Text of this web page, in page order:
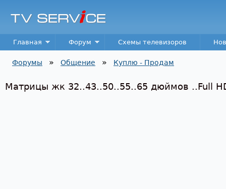
TV
Service
Main menu
Главная Форум Схемы телевизоров
Форумы » Общение » Куплю - Продам
Матрицы жк 32..43..50..55..65 дюймов ..Full